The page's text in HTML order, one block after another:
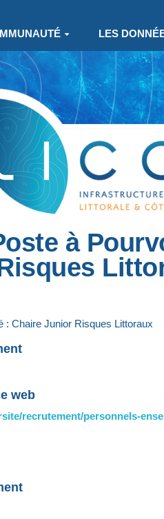
LES
à
: Chaire Junior Risques Littoraux
web
recrutement/personnels-